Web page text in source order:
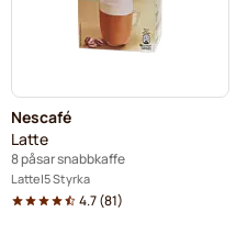
Nescafé
Latte
8 påsar snabbkaffe
Latte 5 Styrka
4.7(81)